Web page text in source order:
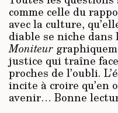
comme celle du
avec la culture,
diable se niche
Moniteur
justice qui traîne
proches de l’oubli.
incite à croire qu’en
avenir… Bonne